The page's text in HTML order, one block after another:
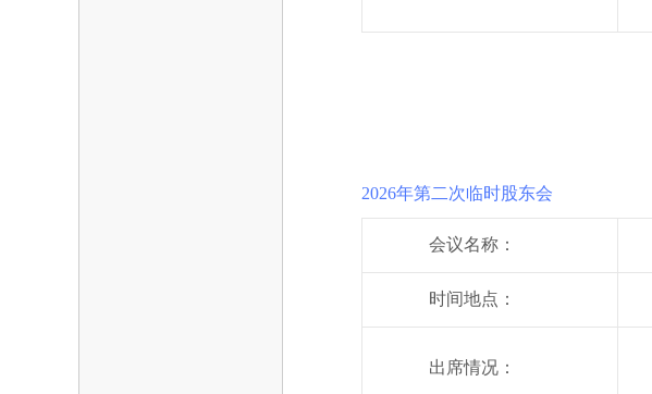
2026年第二次临时股东会
会议名称：
时间地点：
出席情况：